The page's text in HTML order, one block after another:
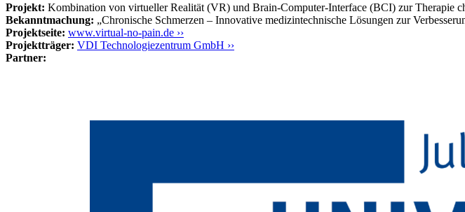
Projekt: Kombination von virtueller Realität (VR) und Brain-Computer-Interface (BCI) zur Therapie
Bekanntmachung: „Chronische Schmerzen – Innovative medizintechnische Lösungen zur
Projektseite: www.virtual-no-pain.de ››
Projektträger: VDI Technologiezentrum GmbH ››
Partner: